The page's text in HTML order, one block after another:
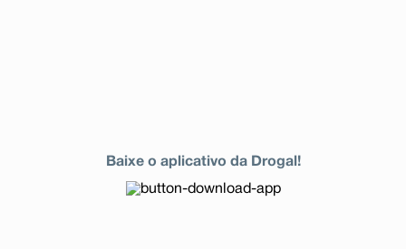
Baixe o aplicativo da Drogal!